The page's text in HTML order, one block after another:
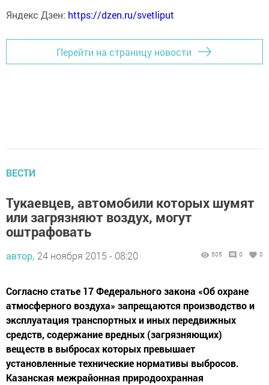
Яндекс Дзен: https://dzen.ru/svetliput
Перейти на страницу новости
ВЕСТИ
Тукаевцев, автомобили которых шумят
или загрязняют воздух, могут
оштрафовать
автор, 24 ноября 2015 - 08:20 505 0 0
Согласно статье 17 Федерального закона «Об охране
атмосферного воздуха» запрещаются производство и
эксплуатация транспортных и иных передвижных
средств, содержание вредных (загрязняющих)
веществ в выбросах которых превышает
установленные технические нормативы выбросов.
Казанская межрайонная природоохранная